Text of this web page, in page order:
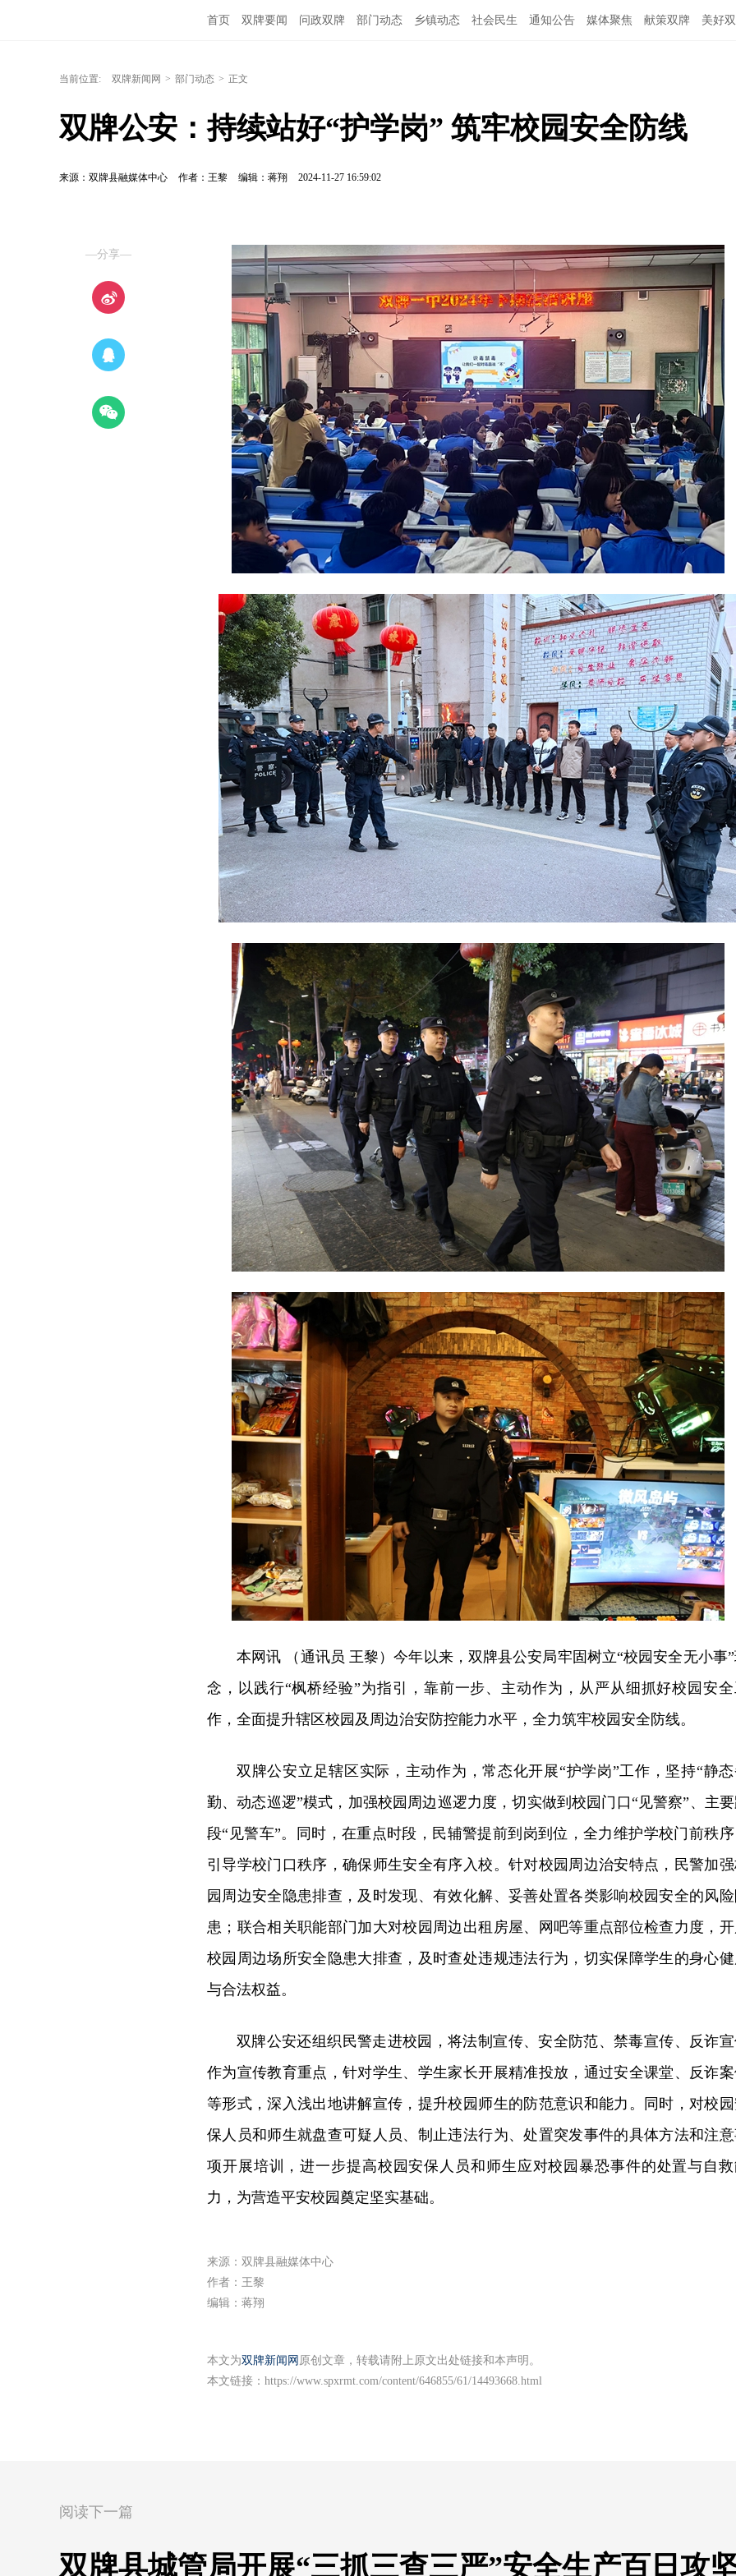
首页 双牌要闻 问政双牌 部门动态 乡镇动态 社会民生 通知公告 媒体聚焦 献策双牌 美好
当前位置: 双牌新闻网 > 部门动态 > 正文
双牌公安：持续站好“护学岗” 筑牢校园安全防线
来源：双牌县融媒体中心 作者：王黎 编辑：蒋翔 2024-11-27 16:59:02
—分享—
本网讯 （通讯员 王黎）今年以来，双牌县公安局牢固树立“校园安全无小事”
念 ，以践行“枫桥经验”为指引，靠前一步、主动作为，从严从细抓好校园安
作，全面提升辖区校园及周边治安防控能力水平，全力筑牢校园安全防线。
双牌公安立足辖区实际，主动作为，常态化开展“护学岗”工作，坚持“静
勤、动态巡逻”模式，加强校园周边巡逻力度，切实做到校园门口“见警察”、主
段“见警车”。同时，在重点时段，民辅警提前到岗到位，全力维护学校门前秩
引导学校门口秩序，确保师生安全有序入校。针对校园周边治安特点，民警加
园周边安全隐患排查，及时发现、有效化解、妥善处置各类影响校园安全的风
患；联合相关职能部门加大对校园周边出租房屋、网吧等重点部位检查力度，
校园周边场所安全隐患大排查，及时查处违规违法行为，切实保障学生的身心
与合法权益。
双牌公安还组织民警走进校园，将法制宣传、安全防范、禁毒宣传、反诈
作为宣传教育重点，针对学生、学生家长开展精准投放，通过安全课堂、反诈
等形式，深入浅出地讲解宣传，提升校园师生的防范意识和能力。同时，对校
保人员和师生就盘查可疑人员、制止违法行为、处置突发事件的具体方法和注
项开展培训，进一步提高校园安保人员和师生应对校园暴恐事件的处置与自
力，为营造平安校园奠定坚实基础。
来源：双牌县融媒体中心
作者：王黎
编辑：蒋翔
本文为双牌新闻网 原创文章，转载请附上原文出处链接和本声明。
本文链接： https://www.spxrmt.com/content/646855/61/14493668.html
阅读下一篇
双牌县城管局开展“三抓三查三严”安全生产百日攻